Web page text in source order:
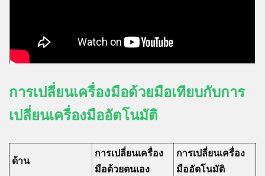
การเปลี่ยนเครื่องมือด้วยมือเทียบกับการ
เปลี่ยนเครื่องมืออัตโนมัติ
ด้าน
การเปลี่ยนเครื่อง
มือด้วยตนเอง
การเปลี่ยนเครื่อง
มืออัตโนมัติ